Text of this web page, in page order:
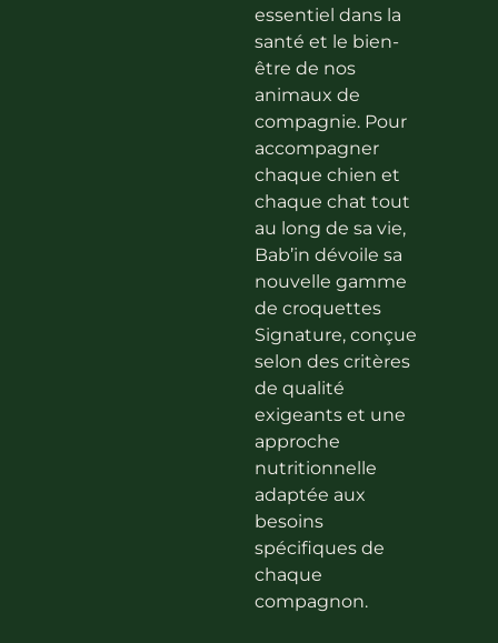
essentiel dans la
santé et le bien-
être de nos
animaux de
compagnie. Pour
accompagner
chaque chien et
chaque chat tout
au long de sa vie,
Bab’in dévoile sa
nouvelle gamme
de croquettes
Signature, conçue
selon des critères
de qualité
exigeants et une
approche
nutritionnelle
adaptée aux
besoins
spécifiques de
chaque
compagnon.